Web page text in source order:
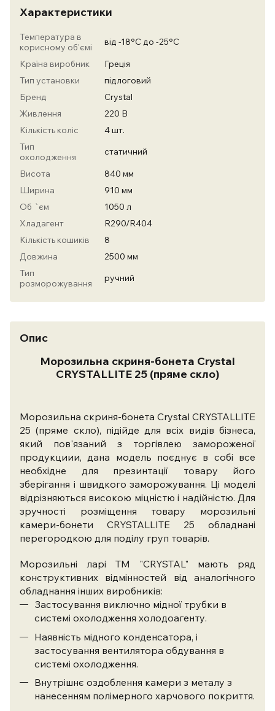
Характеристики
Температура в
корисному об'ємі
від -18°С до -25°С
Країна виробник
Греція
Тип установки
підлоговий
Бренд
Crystal
Живлення
220 В
Кількість коліс
4 шт.
Тип
охолодження
статичний
Висота
840 мм
Ширина
910 мм
Об `єм
1050 л
Хладагент
R290/R404
Кількість кошиків
8
Довжина
2500 мм
Тип
розморожування
ручний
Опис
Морозильна скриня-бонета Crystal
CRYSTALLITE 25 (пряме скло)
Морозильна скриня-бонета Crystal CRYSTALLITE
25 (пряме скло), підійде для всіх видів бізнеса,
який пов'язаний з торгівлею замороженої
продукциии, дана модель поєднує в собі все
необхідне для презинтації товару його
зберігання і швидкого заморожування. Ці моделі
відрізняються високою міцністю і надійністю. Для
зручності розміщення товару морозильні
камери-бонети CRYSTALLITE 25 обладнані
перегородкою для поділу груп товарів.
Морозильні ларі ТМ "CRYSTAL" мають ряд
конструктивних відмінностей від аналогічного
обладнання інших виробників:
Застосування виключно мідної трубки в
системі охолодження холодоагенту.
Наявність мідного конденсатора, і
застосування вентилятора обдування в
системі охолодження.
Внутрішнє оздоблення камери з металу з
нанесенням полімерного харчового покриття.